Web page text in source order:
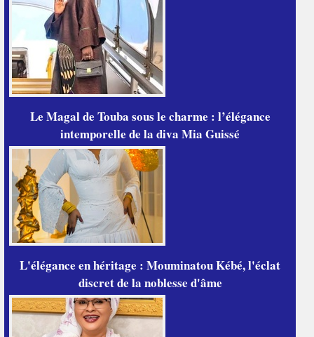
Le Magal de Touba sous le charme : l’élégance
intemporelle de la diva Mia Guissé
L'élégance en héritage : Mouminatou Kébé, l'éclat
discret de la noblesse d'âme